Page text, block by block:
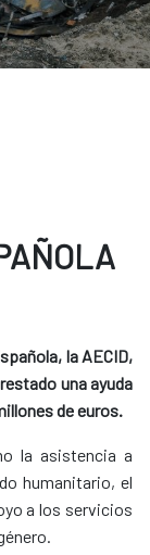
la AECID,
una ayuda
de euros.
la asistencia a
humanitario, el
a los servicios